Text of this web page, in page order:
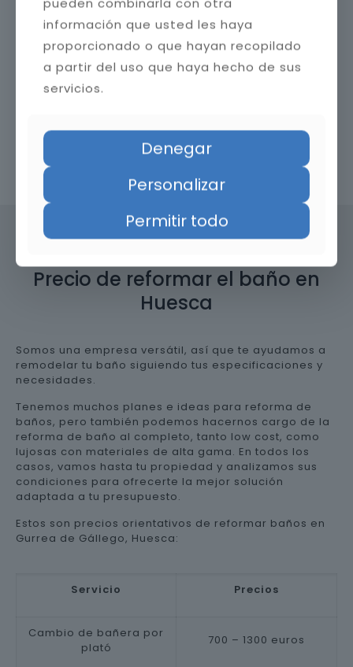
Precio de reformar el baño en
Huesca
Somos una empresa versátil, así que te ayudamos a
remodelar tu baño siguiendo tus especificaciones y
necesidades.
Tenemos muchos planes e ideas para reforma de
baños, pero también podemos hacernos cargo de la
reforma de baño al completo, tanto low cost, como
lujosas con materiales de alta gama. En todos los
casos, vamos hasta tu propiedad y analizamos sus
condiciones para ofrecerte la mejor solución
adaptada a tu presupuesto.
Estos son precios orientativos de reformar baños en
Gurrea de Gállego, Huesca:
Servicio Precios
Cambio de bañera por
plató
700 – 1300 euros
información que usted les haya
proporcionado o que hayan recopilado
a partir del uso que haya hecho de sus
servicios.
Denegar
Personalizar
Permitir todo